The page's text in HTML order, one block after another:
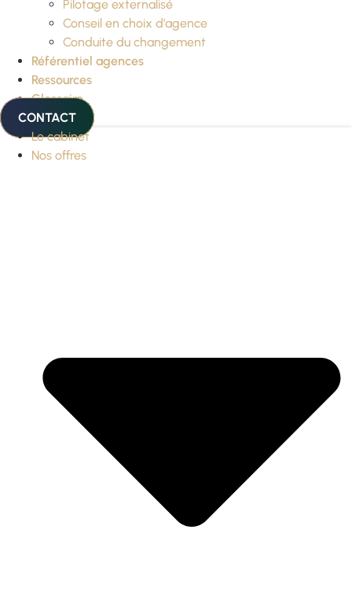
Pilotage externalisé
Conseil en choix d’agence
Conduite du changement
Référentiel agences
Ressources
Glossaire
CONTACT
Le cabinet
Nos offres